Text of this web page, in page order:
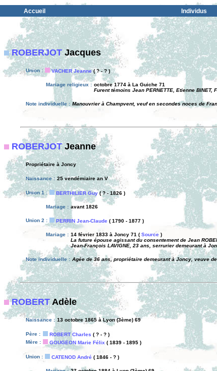
Accueil Individus
ROBERJOTJacques
Union : VACHER Jeanne( ? - ? )
Mariage religieux : octobre 1774 à La Guiche 71
Furent témoins Jean PERNETTE, Etienne BINET,
Note individuelle : Manouvrier à Champvent, veuf en secondes noces de
ROBERJOTJeanne
Propriétaire à Joncy
Naissance : 25 vendémiaire an V
Union 1 : BERTHILIER Guy( ? - 1826 )
Mariage : avant 1826
Union 2 : PERRIN Jean-Claude ( 1790 - 1877 )
Mariage : 14 février 1833 à Joncy 71 ( Source )
La future épouse agissant du consentement de Jean
Jean-François LAVIGNE, 23 ans, serrurier demeurant à
Note individuelle : Agée de 36 ans, propriétaire demeurant à Joncy, veuve
ROBERTAdèle
Naissance : 13 octobre 1865 à Lyon (3ème) 69
Père : ROBERT Charles ( ? - ? )
Mère :
GOUGEON Marie Félix ( 1839 - 1895 )
Union : CATENOD André ( 1846 - ? )